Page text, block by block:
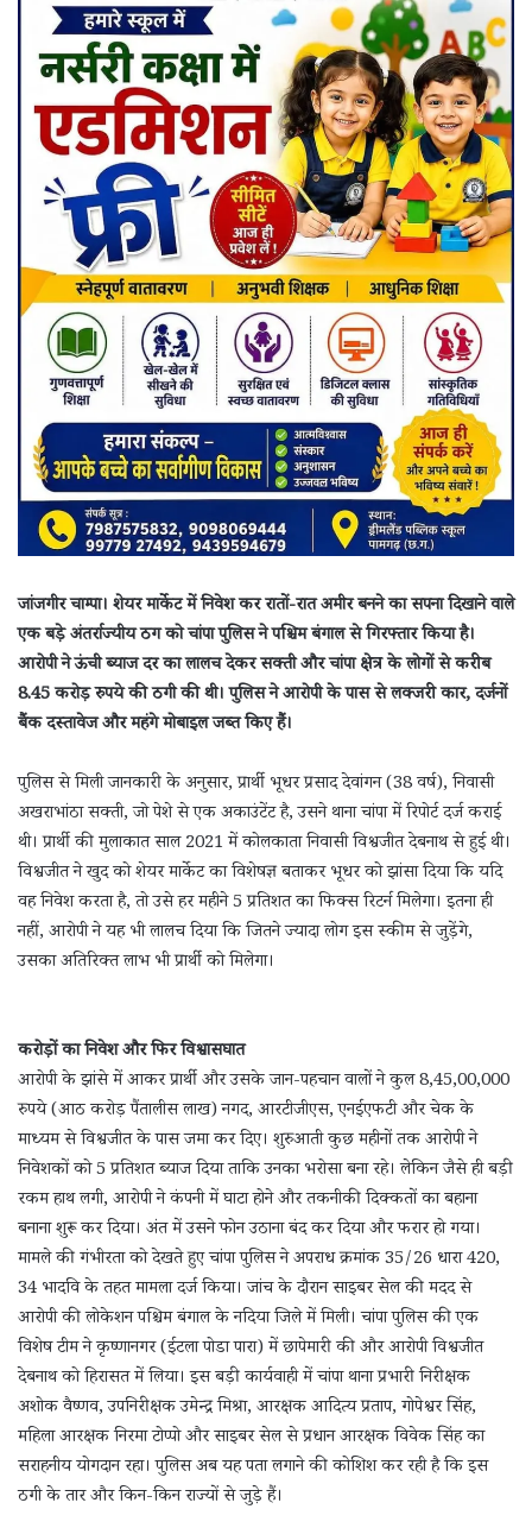
जांजगीर चाम्पा। शेयर मार्केट में निवेश कर रातों-रात अमीर बनने का सपना दिखाने वाले
एक बड़े अंतर्राज्यीय ठग को चांपा पुलिस ने पश्चिम बंगाल से गिरफ्तार किया है।
आरोपी ने ऊंची ब्याज दर का लालच देकर सक्ती और चांपा क्षेत्र के लोगों से करीब
8.45 करोड़ रुपये की ठगी की थी। पुलिस ने आरोपी के पास से लक्जरी कार, दर्जनों
बैंक दस्तावेज और महंगे मोबाइल जब्त किए हैं।
पुलिस से मिली जानकारी के अनुसार, प्रार्थी भूधर प्रसाद देवांगन (38 वर्ष), निवासी
अखराभांठा सक्ती, जो पेशे से एक अकाउंटेंट है, उसने थाना चांपा में रिपोर्ट दर्ज कराई
थी। प्रार्थी की मुलाकात साल 2021 में कोलकाता निवासी विश्वजीत देबनाथ से हुई थी।
विश्वजीत ने खुद को शेयर मार्केट का विशेषज्ञ बताकर भूधर को झांसा दिया कि यदि
वह निवेश करता है, तो उसे हर महीने 5 प्रतिशत का फिक्स रिटर्न मिलेगा। इतना ही
नहीं, आरोपी ने यह भी लालच दिया कि जितने ज्यादा लोग इस स्कीम से जुड़ेंगे,
उसका अतिरिक्त लाभ भी प्रार्थी को मिलेगा।
करोड़ों का निवेश और फिर विश्वासघात
आरोपी के झांसे में आकर प्रार्थी और उसके जान-पहचान वालों ने कुल 8,45,00,000
रुपये (आठ करोड़ पैंतालीस लाख) नगद, आरटीजीएस, एनईएफटी और चेक के
माध्यम से विश्वजीत के पास जमा कर दिए। शुरुआती कुछ महीनों तक आरोपी ने
निवेशकों को 5 प्रतिशत ब्याज दिया ताकि उनका भरोसा बना रहे। लेकिन जैसे ही बड़ी
रकम हाथ लगी, आरोपी ने कंपनी में घाटा होने और तकनीकी दिक्कतों का बहाना
बनाना शुरू कर दिया। अंत में उसने फोन उठाना बंद कर दिया और फरार हो गया।
मामले की गंभीरता को देखते हुए चांपा पुलिस ने अपराध क्रमांक 35/26 धारा 420,
34 भादवि के तहत मामला दर्ज किया। जांच के दौरान साइबर सेल की मदद से
आरोपी की लोकेशन पश्चिम बंगाल के नदिया जिले में मिली। चांपा पुलिस की एक
विशेष टीम ने कृष्णानगर (ईटला पोडा पारा) में छापेमारी की और आरोपी विश्वजीत
देबनाथ को हिरासत में लिया। इस बड़ी कार्यवाही में चांपा थाना प्रभारी निरीक्षक
अशोक वैष्णव, उपनिरीक्षक उमेन्द्र मिश्रा, आरक्षक आदित्य प्रताप, गोपेश्वर सिंह,
महिला आरक्षक निरमा टोप्पो और साइबर सेल से प्रधान आरक्षक विवेक सिंह का
सराहनीय योगदान रहा। पुलिस अब यह पता लगाने की कोशिश कर रही है कि इस
ठगी के तार और किन-किन राज्यों से जुड़े हैं।